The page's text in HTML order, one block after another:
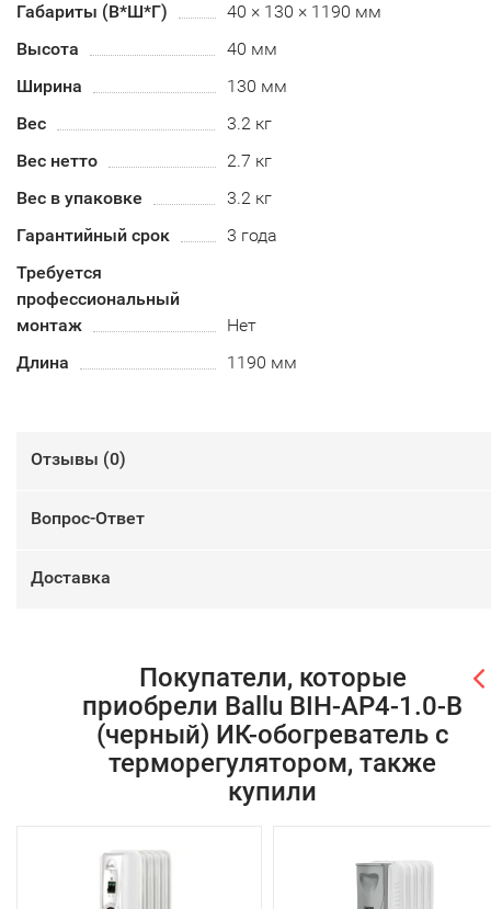
Габариты (В*Ш*Г)
40 × 130 × 1190 мм
Высота
40 мм
Ширина
130 мм
Вес
3.2 кг
Вес нетто
2.7 кг
Вес в упаковке
3.2 кг
Гарантийный срок
3 года
Требуется
профессиональный
монтаж
Нет
Длина
1190 мм
Отзывы (0)
Вопрос-Ответ
Доставка
Покупатели, которые
приобрели Ballu BIH-AP4-1.0-В
(черный) ИК-обогреватель с
терморегулятором, также
купили